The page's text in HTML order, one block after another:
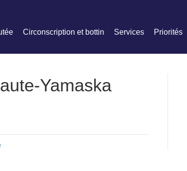
Circonscription et bottin Services Priorités
Yamaska